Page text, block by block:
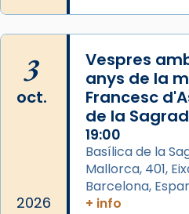
3
oct.
2026
Vespres
anys de la
Francesc
de la
19:00
Basílica de la
Mallorca, 401,
Barcelona,
+ info